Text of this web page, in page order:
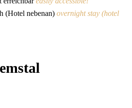
(Hotel nebenan) overnight stay (hotel